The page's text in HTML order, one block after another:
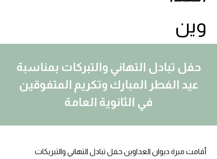
حفل تبادل التهاني والتبركات بمناسبة
عيد الفطر المبارك وتكريم المتفوقين
في الثانوية العامة
أقامت مبرة ديوان العداوين حفل تبادل التهاني والتبريكات